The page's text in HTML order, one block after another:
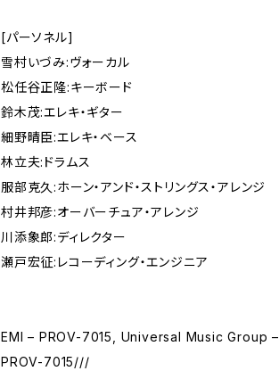
[パーソネル]
雪村いづみ:ヴォーカル
松任谷正隆:キーボード
鈴木茂:エレキ・ギター
細野晴臣:エレキ・ベース
林立夫:ドラムス
服部克久:ホーン・アンド・ストリングス・アレンジ
村井邦彦:オーバーチュア・アレンジ
川添象郎:ディレクター
瀬戸宏征:レコーディング・エンジニア
EMI – PROV-7015, Universal Music Group –
PROV-7015///